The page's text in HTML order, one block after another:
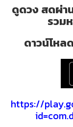
ดูดวง สดผ่า
รวม
ดาวน์โห
https://